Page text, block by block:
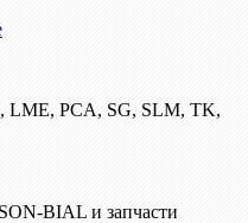
LME, PCA, SG, SLM, TK,
BIAL и запчасти